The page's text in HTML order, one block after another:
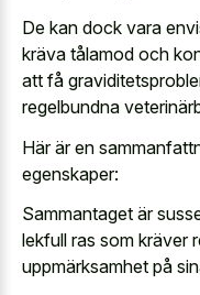
De kan dock vara
kräva tålamod och
att få
regelbundna
Här är en
egenskaper:
Sammantaget är
lekfull ras som kräver
uppmärksamhet på